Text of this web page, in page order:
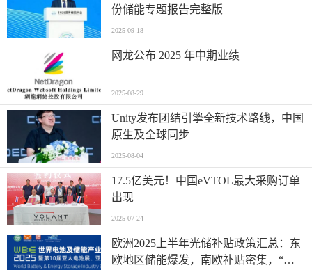
份储能专题报告完整版
2025-09-18
网龙公布 2025 年中期业绩
2025-08-29
Unity发布团结引擎全新技术路线，中国
原生及全球同步
2025-08-04
17.5亿美元！中国eVTOL最大采购订单
出现
2025-07-24
欧洲2025上半年光储补贴政策汇总：东
欧地区储能爆发，南欧补贴密集，“削